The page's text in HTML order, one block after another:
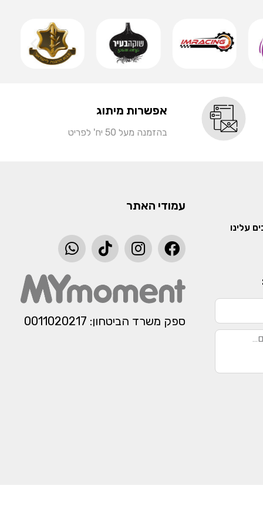
אפשרות מיתוג
בהזמנה מעל 50 יח' לפריט
עלינו
עמודי האתר
ספק משרד הביטחון: 0011020217​​